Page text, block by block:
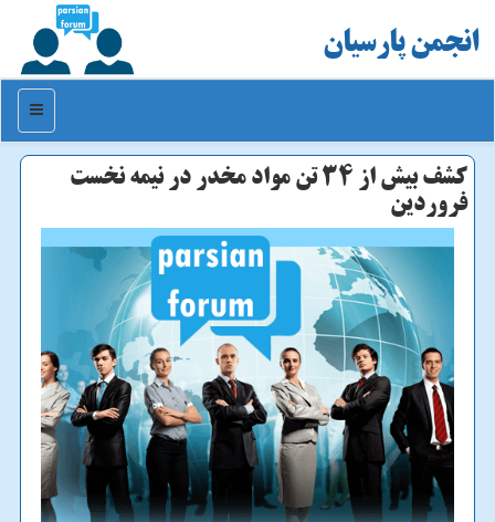
انجمن پارسیان
منو
كشف بیش از ۳۴ تن مواد مخدر در نیمه نخست
فروردین